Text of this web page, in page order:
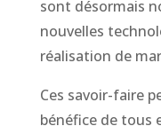
sont désormais
nouvelles
réalisation de
Ces savoir-faire
bénéfice de tous